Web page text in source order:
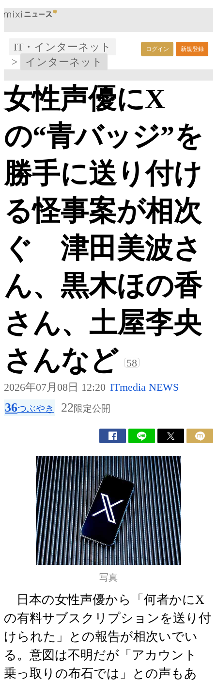
ログイン 新規登録
IT・インターネット
>
インターネット
女性声優にX
の“青バッジ”を
勝手に送り付け
る怪事案が相次
ぐ 津田美波さ
ん、黒木ほの香
さん、土屋李央
さんなど
58
2026年07月08日 12:20 ITmedia NEWS
36つぶやき 22限定公開
写真
日本の女性声優から「何者かにX
の有料サブスクリプションを送り付
けられた」との報告が相次いでい
る。意図は不明だが「アカウント
乗っ取りの布石では」との声もあ